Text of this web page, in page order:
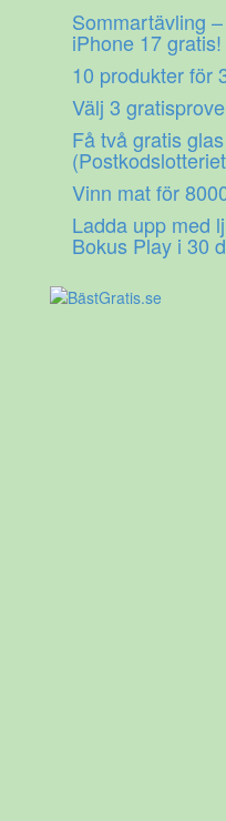
Sommartävling
iPhone 17 gratis!
10 produkter för
Välj 3
Få två gratis
Vinn mat för
Ladda upp med
Bokus Play i 30